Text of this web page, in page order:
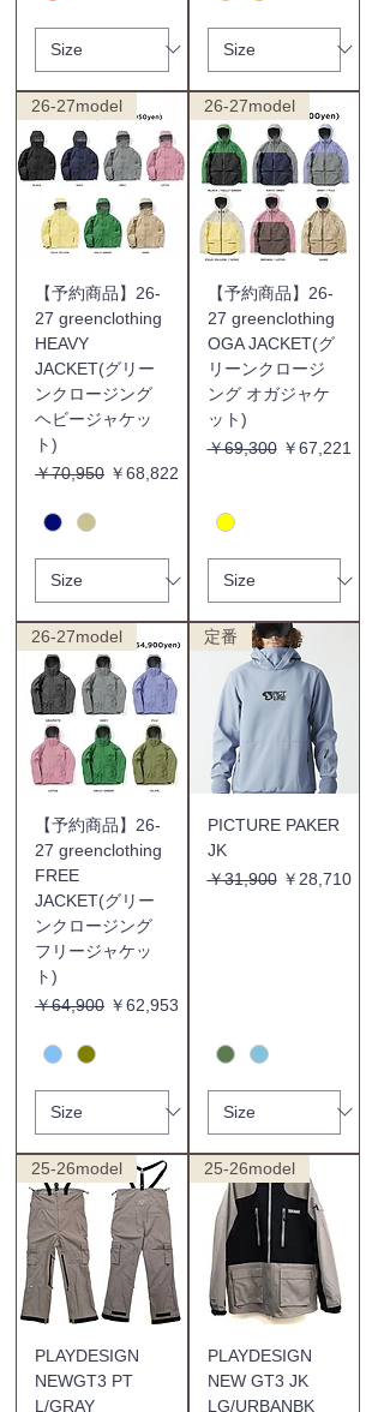
26-27model
【予約商品】26-
27 greenclothing
HEAVY
JACKET(グリー
ンクロージング
ヘビージャケッ
ト)
通常価格
￥70,950 セール価格
￥68,822
26-27model
【予約商品】26-
27 greenclothing
OGA JACKET(グ
リーンクロージ
ング オガジャケ
ット)
通常価格
￥69,300 セール価格
￥67,221
26-27model
【予約商品】26-
27 greenclothing
FREE
JACKET(グリー
ンクロージング
フリージャケッ
ト)
通常価格
￥64,900 セール価格
￥62,953
定番
PICTURE PAKER
JK
通常価格
￥31,900 セール価格
￥28,710
25-26model
PLAYDESIGN
NEWGT3 PT
L/GRAY
25-26model
PLAYDESIGN
NEW GT3 JK
LG/URBANBK